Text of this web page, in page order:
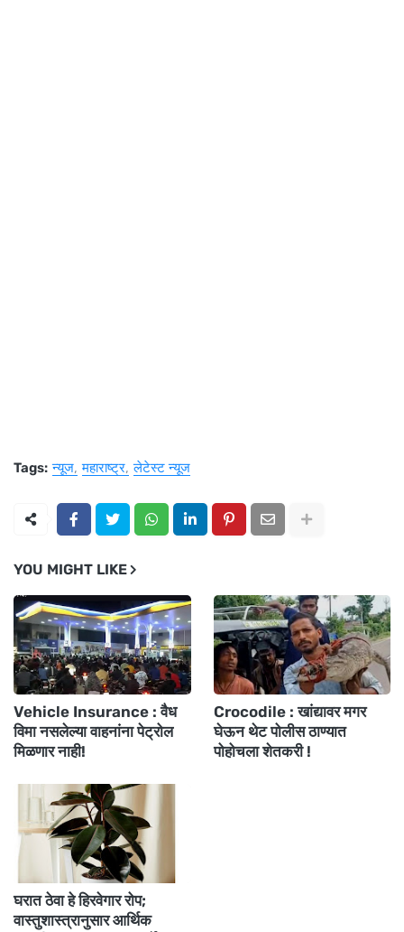
Tags: न्यूज महाराष्ट्र लेटेस्ट न्यूज
YOU MIGHT LIKE
Vehicle Insurance : वैध
विमा नसलेल्या वाहनांना पेट्रोल
मिळणार नाही!
Crocodile : खांद्यावर मगर
घेऊन थेट पोलीस ठाण्यात
पोहोचला शेतकरी !
घरात ठेवा हे हिरवेगार रोप;
वास्तुशास्त्रानुसार आर्थिक